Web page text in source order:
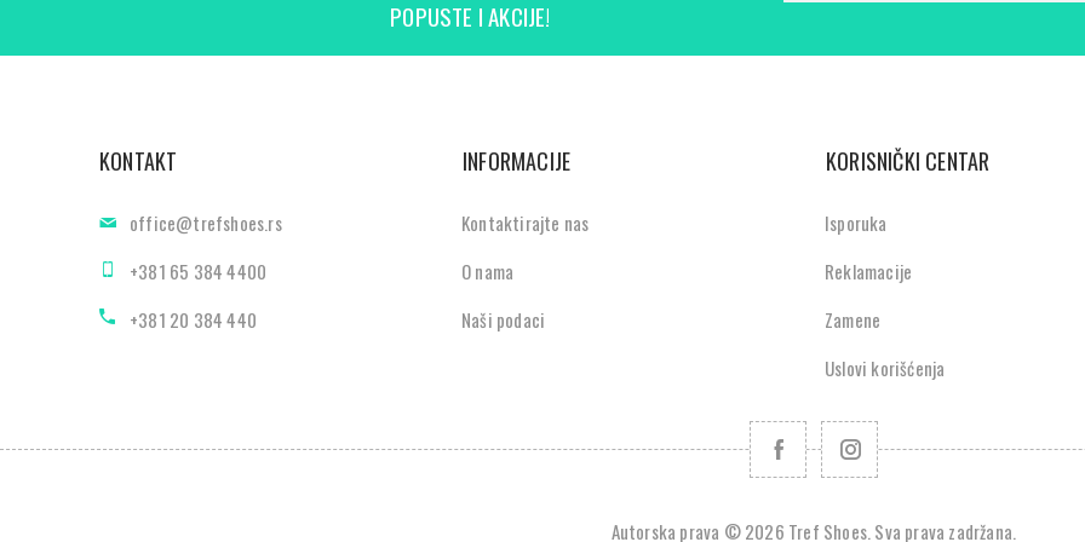
POPUSTE I AKCIJE!
KONTAKT
office@trefshoes.rs
+381 65 384 4400
+381 20 384 440
INFORMACIJE
Kontaktirajte nas
O nama
Naši podaci
KORISNIČKI CENTAR
Isporuka
Reklamacije
Zamene
Uslovi korišćenja
Autorska prava © 2026 Tref Shoes. Sva prava zadržana.